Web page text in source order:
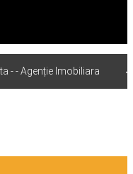
- - Agenție Imobiliara